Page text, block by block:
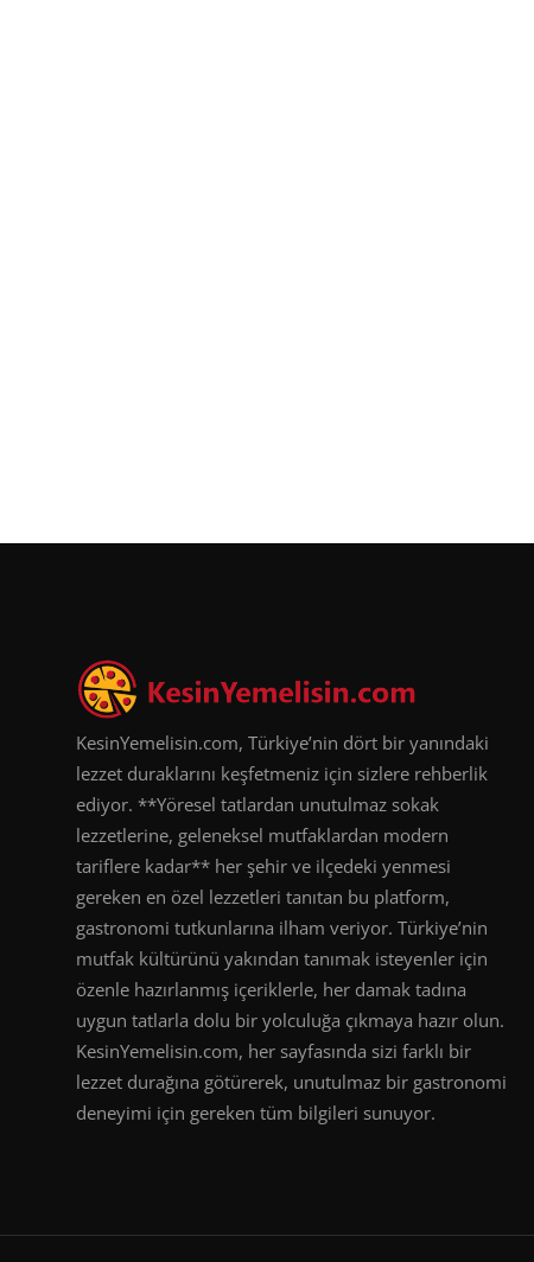
KesinYemelisin.com, Türkiye’nin dört bir yanındaki
lezzet duraklarını keşfetmeniz için sizlere rehberlik
ediyor. **Yöresel tatlardan unutulmaz sokak
lezzetlerine, geleneksel mutfaklardan modern
tariflere kadar** her şehir ve ilçedeki yenmesi
gereken en özel lezzetleri tanıtan bu platform,
gastronomi tutkunlarına ilham veriyor. Türkiye’nin
mutfak kültürünü yakından tanımak isteyenler için
özenle hazırlanmış içeriklerle, her damak tadına
uygun tatlarla dolu bir yolculuğa çıkmaya hazır olun.
KesinYemelisin.com, her sayfasında sizi farklı bir
lezzet durağına götürerek, unutulmaz bir gastronomi
deneyimi için gereken tüm bilgileri sunuyor.